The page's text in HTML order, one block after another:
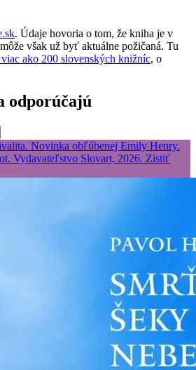
. Údaje hovoria o tom, že kniha je v
však už byť aktuálne požičaná. Tu
ako 200 slovenských knižníc, o
odporúčajú